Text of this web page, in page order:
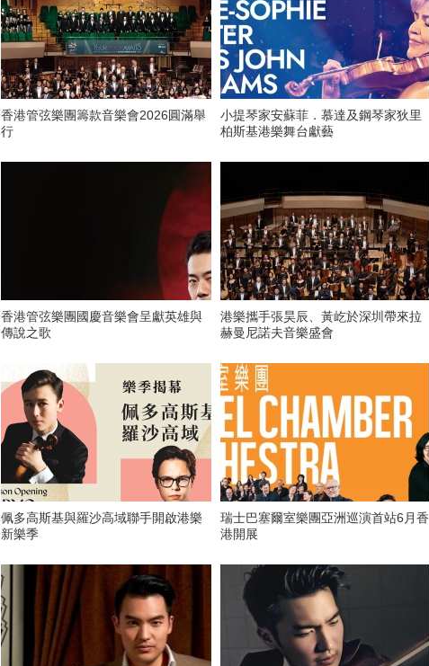
香港管弦樂團籌款音樂會2026圓滿舉
行
小提琴家安蘇菲．慕達及鋼琴家狄里
柏斯基港樂舞台獻藝
香港管弦樂團國慶音樂會呈獻英雄與
傳說之歌
港樂攜手張昊辰、黃屹於深圳帶來拉
赫曼尼諾夫音樂盛會
佩多高斯基與羅沙高域聯手開啟港樂
新樂季
瑞士巴塞爾室樂團亞洲巡演首站6月香
港開展